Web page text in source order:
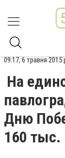
09:17, 6 травня 2015
На
Дню
160 тыс.